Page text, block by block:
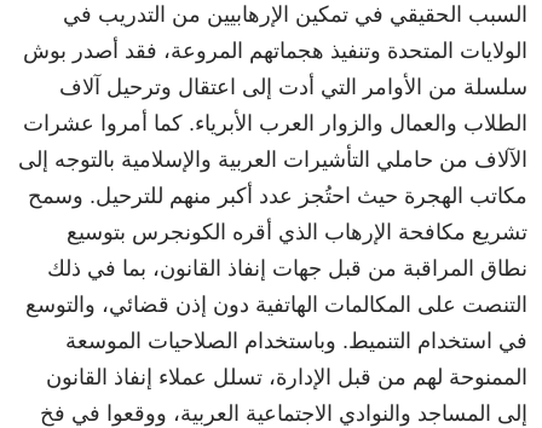
السبب الحقيقي في تمكين الإرهابيين من التدريب في
الولايات المتحدة وتنفيذ هجماتهم المروعة، فقد أصدر بوش
سلسلة من الأوامر التي أدت إلى اعتقال وترحيل آلاف
الطلاب والعمال والزوار العرب الأبرياء. كما أمروا عشرات
الآلاف من حاملي التأشيرات العربية والإسلامية بالتوجه إلى
مكاتب الهجرة حيث احتُجز عدد أكبر منهم للترحيل. وسمح
تشريع مكافحة الإرهاب الذي أقره الكونجرس بتوسيع
نطاق المراقبة من قبل جهات إنفاذ القانون، بما في ذلك
التنصت على المكالمات الهاتفية دون إذن قضائي، والتوسع
في استخدام التنميط. وباستخدام الصلاحيات الموسعة
الممنوحة لهم من قبل الإدارة، تسلل عملاء إنفاذ القانون
إلى المساجد والنوادي الاجتماعية العربية، ووقعوا في فخ